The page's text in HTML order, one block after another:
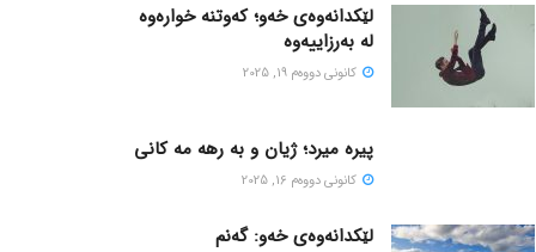
لێکدانەوەی خەو؛ کەوتنە خوارەوە
لە بەرزاییەوە
كانونی دووه‌م 19, 2025
پیره میرد؛ ژیان و به رهه مه کانی
كانونی دووه‌م 16, 2025
لێکدانەوەی خەو: گەنم